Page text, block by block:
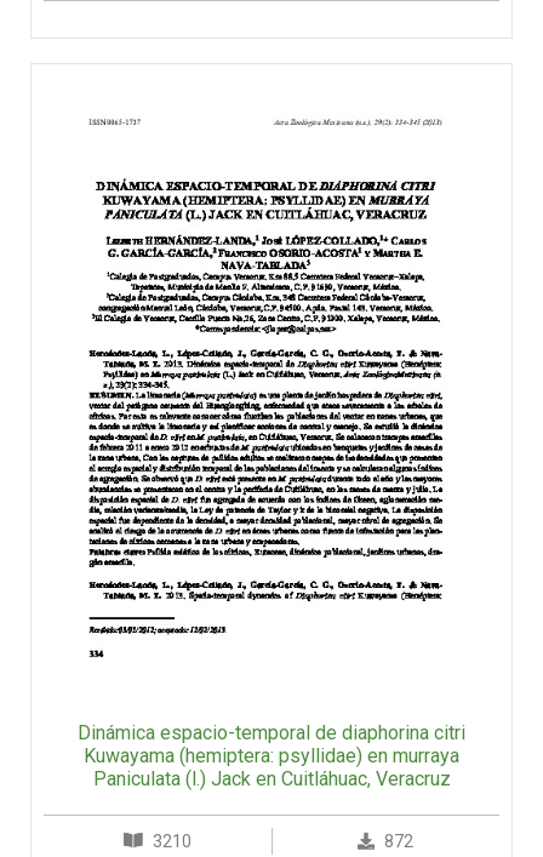
Dinámica espacio-temporal de diaphorina citri
Kuwayama (hemiptera: psyllidae) en murraya
Paniculata (l.) Jack en Cuitláhuac, Veracruz
3210 872